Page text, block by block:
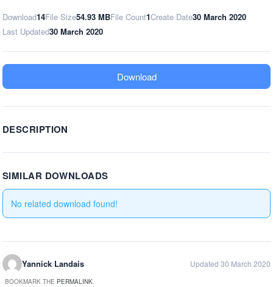
Download14File Size54.93 MBFile Count1Create Date30 March 2020
Last Updated30 March 2020
Download
DESCRIPTION
SIMILAR DOWNLOADS
No related download found!
Yannick Landais Updated 30 March 2020
BOOKMARK THE PERMALINK.